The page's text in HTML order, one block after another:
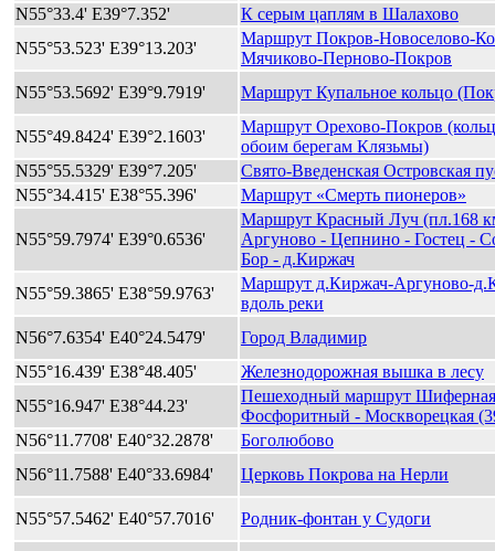
N55°33.4' E39°7.352'
К серым цаплям в Шалахово
N55°53.523' E39°13.203'
Маршрут Покров-Новоселово-
Мячиково-Перново-Покров
N55°53.5692' E39°9.7919'
Маршрут Купальное кольцо
N55°49.8424' E39°2.1603'
Маршрут Орехово-Покров
обоим берегам Клязьмы)
N55°55.5329' E39°7.205'
Свято-Введенская Островская
N55°34.415' E38°55.396'
Маршрут «Смерть пионеров»
N55°59.7974' E39°0.6536'
Маршрут Красный Луч (пл.168
Аргуново - Цепнино - Гостец -
Бор - д.Киржач
N55°59.3865' E38°59.9763'
Маршрут д.Киржач-Аргуново-
вдоль реки
N56°7.6354' E40°24.5479'
Город Владимир
N55°16.439' E38°48.405'
Железнодорожная вышка в лесу
N55°16.947' E38°44.23'
Пешеходный маршрут
Фосфоритный - Москворецкая
N56°11.7708' E40°32.2878'
Боголюбово
N56°11.7588' E40°33.6984'
Церковь Покрова на Нерли
N55°57.5462' E40°57.7016' Родник-фонтан у Судоги